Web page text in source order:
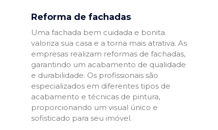
Reforma de fachadas
Uma fachada bem cuidada e bonita
valoriza sua casa e a torna mais atrativa. As
empresas realizam reformas de fachadas,
garantindo um acabamento de qualidade
e durabilidade. Os profissionais são
especializados em diferentes tipos de
acabamento e técnicas de pintura,
proporcionando um visual único e
sofisticado para seu imóvel.